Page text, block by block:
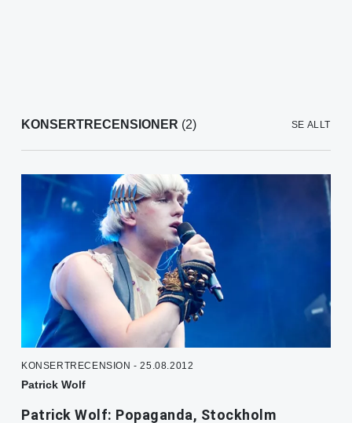
KONSERTRECENSIONER (2) SE ALLT
KONSERTRECENSION - 25.08.2012
Patrick Wolf
Patrick Wolf: Popaganda, Stockholm